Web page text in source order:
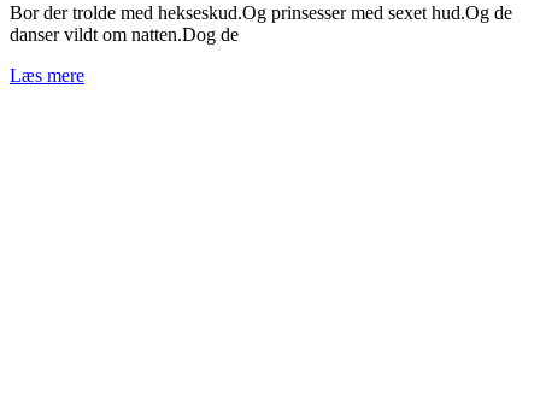
Bor der trolde med hekseskud.Og prinsesser med sexet hud.Og de
danser vildt om natten.Dog de
Læs mere